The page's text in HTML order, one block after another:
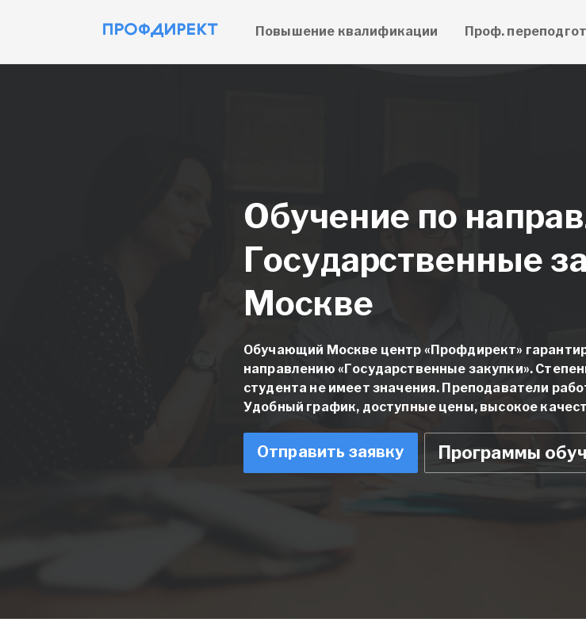
Повышение квалификации Проф.
Обучение по
Государственные
Москве
Обучающий Москве центр «Профдирект»
направлению «Государственные закупки».
студента не имеет значения. Преподаватели
Удобный график, доступные цены, высокое
Отправить заявку Программы